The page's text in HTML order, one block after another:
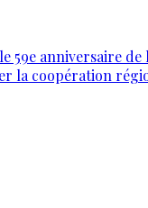
59e anniversaire de
la coopération